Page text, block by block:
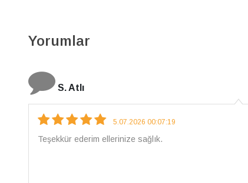
Yorumlar
N. Elçi
4.08.2026 16:27:03
Çarpıcı ve olağanüstü bir işçilikle hazırlanmış bir